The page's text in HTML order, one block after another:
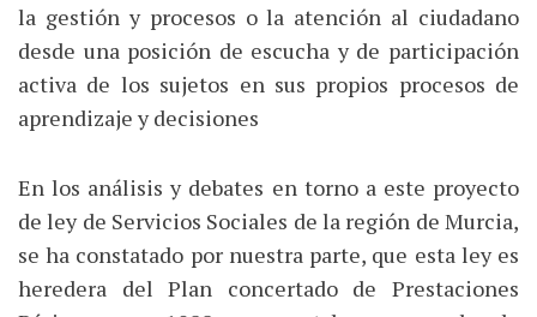
la gestión y procesos o la atención al ciudadano
desde una posición de escucha y de participación
activa de los sujetos en sus propios procesos de
aprendizaje y decisiones
En los análisis y debates en torno a este proyecto
de ley de Servicios Sociales de la región de Murcia,
se ha constatado por nuestra parte, que esta ley es
heredera del Plan concertado de Prestaciones